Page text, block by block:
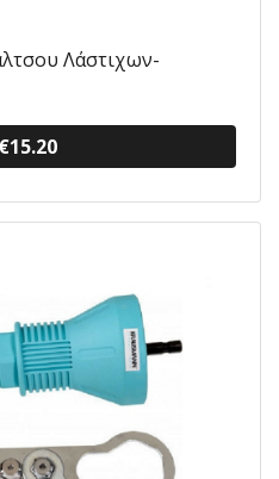
Λάστιχων-
€15.20